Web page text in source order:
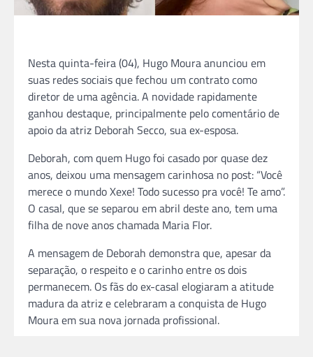
Nesta quinta-feira (04), Hugo Moura anunciou em
suas redes sociais que fechou um contrato como
diretor de uma agência. A novidade rapidamente
ganhou destaque, principalmente pelo comentário de
apoio da atriz Deborah Secco, sua ex-esposa.
Deborah, com quem Hugo foi casado por quase dez
anos, deixou uma mensagem carinhosa no post: “Você
merece o mundo Xexe! Todo sucesso pra você! Te amo”.
O casal, que se separou em abril deste ano, tem uma
filha de nove anos chamada Maria Flor.
A mensagem de Deborah demonstra que, apesar da
separação, o respeito e o carinho entre os dois
permanecem. Os fãs do ex-casal elogiaram a atitude
madura da atriz e celebraram a conquista de Hugo
Moura em sua nova jornada profissional.